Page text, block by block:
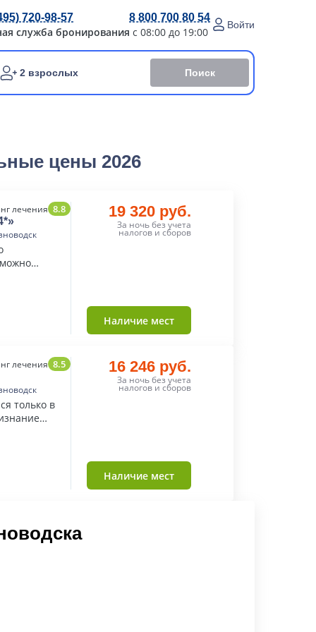
720-98-57 8 800 700 80 54
служба бронирования с 08:00 до 19:00
Войти
2 взрослых Поиск
цены 2026
лечения 8.8 19 320 руб.
За ночь без учета
налогов и сборов
Наличие мест
лечения 8.5
только в
16 246 руб.
За ночь без учета
налогов и сборов
Наличие мест